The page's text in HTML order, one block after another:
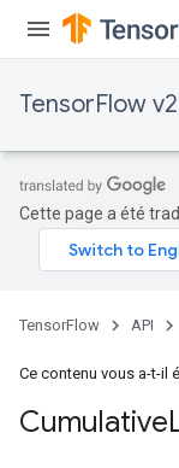
TensorFlow
Cette page a été
TensorFlow API
Ce contenu vous a-t-il
Cumulative